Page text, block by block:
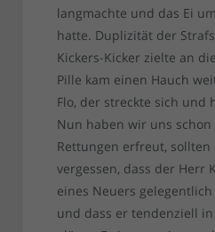
langmachte und das Ei
hatte. Duplizität der
Kickers-Kicker zielte an
Pille kam einen Hauch
Flo, der streckte sich und
Nun haben wir uns
Rettungen erfreut,
vergessen, dass der Herr
eines Neuers
und dass er tendenziell